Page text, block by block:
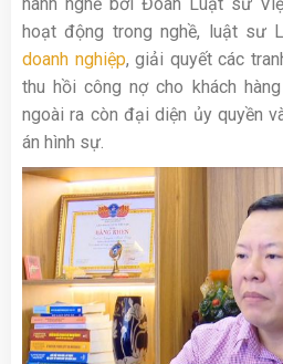
hành nghề bởi Đoàn Luật sư
hoạt động trong nghề, luật sư
doanh nghiệp, giải quyết các
thu hồi công nợ cho khách
ngoài ra còn đại diện ủy quyền
án hình sự.